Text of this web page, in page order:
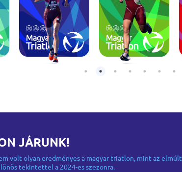
JÁRUNK!
volt olyan eredményes a magyar triatlon, mint az elmúlt
tekintettel a 2024-es szezonra.